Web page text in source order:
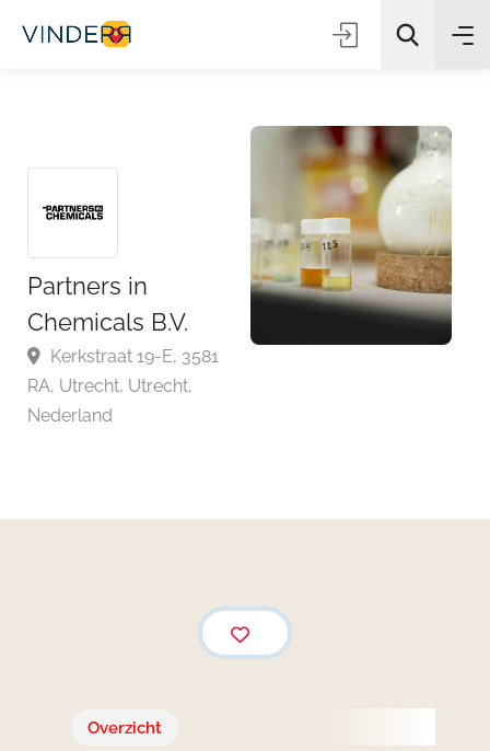
Partners in
Chemicals B.V.
Kerkstraat 19-E, 3581
RA, Utrecht, Utrecht,
Overzicht